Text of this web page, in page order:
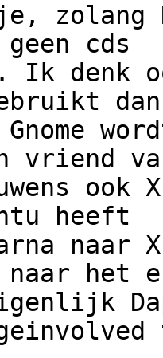
zolang
cds
denk
dan
vriend
ook
heeft
naar
naar het